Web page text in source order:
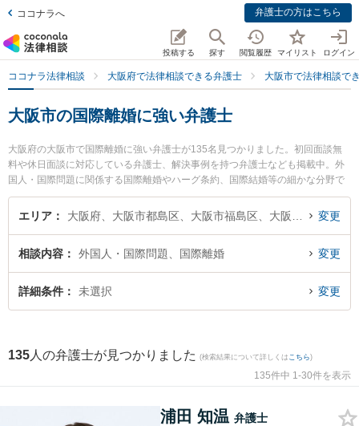
ココナラへ 弁護士の方はこちら
投稿する 探す 閲覧履歴 マイリスト ログイン
ココナラ法律相談 大阪府で法律相談できる弁護士 大阪市で法律相談で
大阪市の国際離婚に強い弁護士
大阪府の大阪市で国際離婚に強い弁護士が135名見つかりました。初回面談無
料や休日面談に対応している弁護士、解決事例を持つ弁護士なども掲載中。外
国人・国際問題に関係する国際離婚やハーグ条約、国際結婚等の細かな分野で
の絞り込み検索もでき便利です。特にラーレ法律事務所の浦田 知温弁護士や中
津法律事務所の中津 慶太郎弁護士、山口崇法律事務所の夏目 麻央弁護士のプロ
婚のトラブル解決の実績豊富な近くの弁護士を検索したい』『初回相談無料で
国際離婚を法律相談できる大阪市内の弁護士に相談予約したい』などでお困り
の相談者さんにおすすめです。
エリア 変更
相談内容 外国人・国際問題、国際離婚 変更
詳細条件 未選択 変更
135 人の弁護士が見つかりました (検索結果について詳しくは こちら)
135件中 1-30件を表示
浦田 知温 弁護士